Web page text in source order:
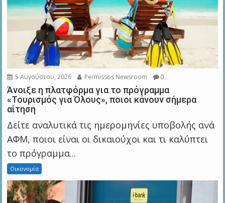
5 Αυγούστου, 2026 Permissos Newsroom 0
Άνοιξε η πλατφόρμα για το πρόγραμμα
«Τουρισμός για Όλους», ποιοι κάνουν σήμερα
αίτηση
Δείτε αναλυτικά τις ημερομηνίες υποβολής ανά
ΑΦΜ, ποιοι είναι οι δικαιούχοι και τι καλύπτει
το πρόγραμμα...
Οικονομία